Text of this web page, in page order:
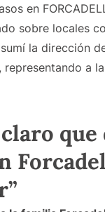
en
sobre locales
la dirección
representando a